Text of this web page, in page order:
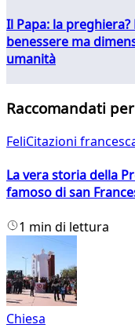
Il Papa: la
benessere ma
umanità
Raccomandati
FeliCitazioni
La vera storia della
famoso di san
1 min di lettura
Chiesa